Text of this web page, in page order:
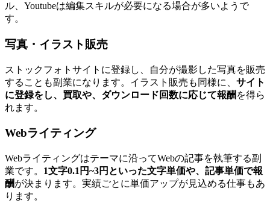
ル、Youtubeは編集スキルが必要になる場合が多いようで
す。
写真・イラスト販売
ストックフォトサイトに登録し、自分が撮影した写真を販売
することも副業になります。イラスト販売も同様に、 サイト
に登録をし、買取や、ダウンロード回数に応じて報酬 を得ら
れます。
Webライティング
Webライティングはテーマに沿ってWebの記事を執筆する副
業です。 1文字0.1円~3円といった文字単価や、記事単価で報
酬が決まります。実績ごとに単価アップが見込める仕事もあ
ります。